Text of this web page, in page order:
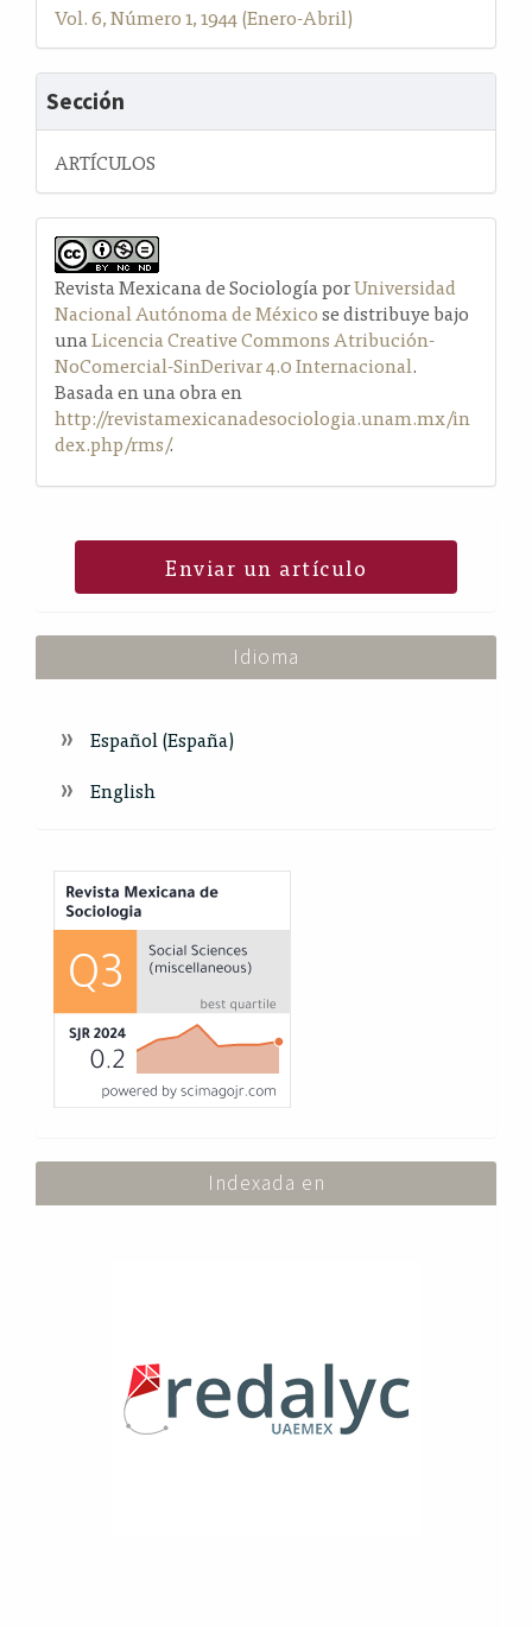
Vol. 6, Número 1, 1944 (Enero-Abril)
Sección
ARTÍCULOS
Revista Mexicana de Sociología porUniversidad
Nacional Autónoma de Méxicose distribuye bajo
unaLicencia Creative Commons Atribución-
NoComercial-SinDerivar 4.0 Internacional.
Basada en una obra en
http://revistamexicanadesociologia.unam.mx/in
dex.php/rms/.
Enviar un artículo
Idioma
Español (España)
English
Index
Indexada en